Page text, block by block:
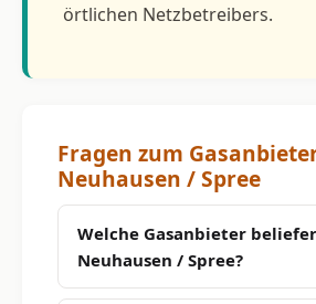
örtlichen Netzbetreibers.
Fragen zum
Neuhausen / Spree
Welche Gasanbieter
Neuhausen / Spree?